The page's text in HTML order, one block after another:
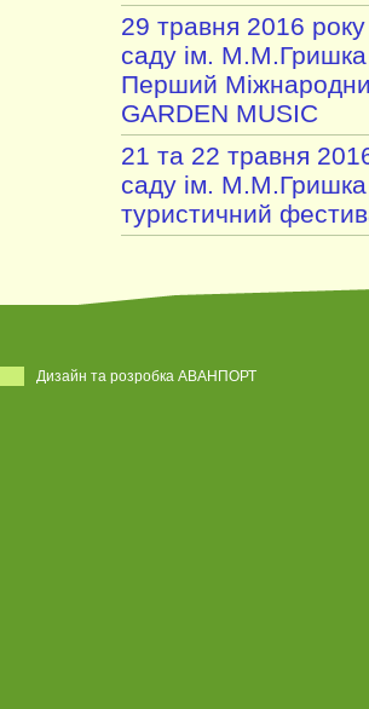
29 травня 2016
саду ім.
Перший
GARDEN MUSIC
21 та 22 травня
саду ім. М.М.Гришка
туристичний
Дизайн та розробка АВАНПОРТ